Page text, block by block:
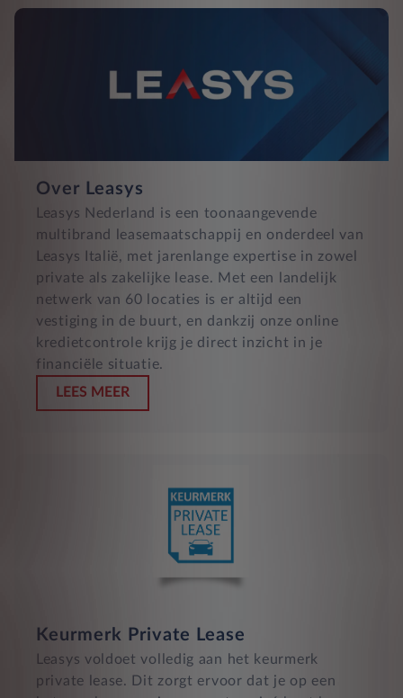
Over Leasys
Leasys Nederland is een toonaangevende
multibrand leasemaatschappij en onderdeel van
Leasys Italië, met jarenlange expertise in zowel
private als zakelijke lease. Met een landelijk
netwerk van 60 locaties is er altijd een
vestiging in de buurt, en dankzij onze online
kredietcontrole krijg je direct inzicht in je
financiële situatie.
LEES MEER
Keurmerk Private Lease
Leasys voldoet volledig aan het keurmerk
private lease. Dit zorgt ervoor dat je op een